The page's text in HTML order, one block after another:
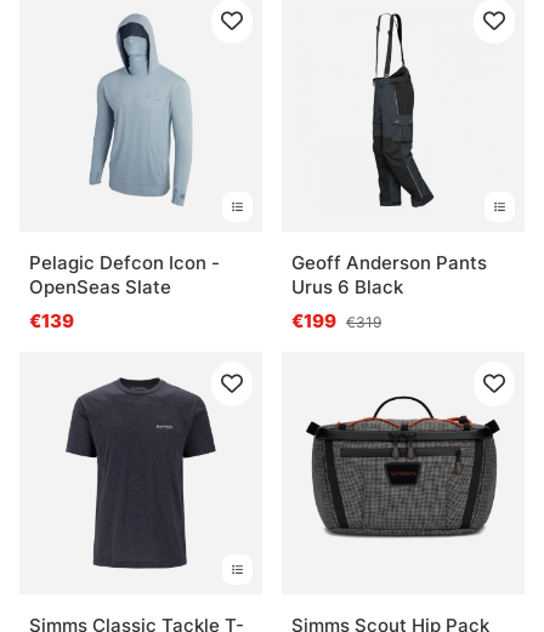
Pelagic Defcon Icon -
OpenSeas Slate
€139
Geoff Anderson Pants
Urus 6 Black
€199 €319
Simms Classic Tackle T- Simms Scout Hip Pack